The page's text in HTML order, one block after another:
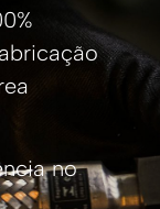
no